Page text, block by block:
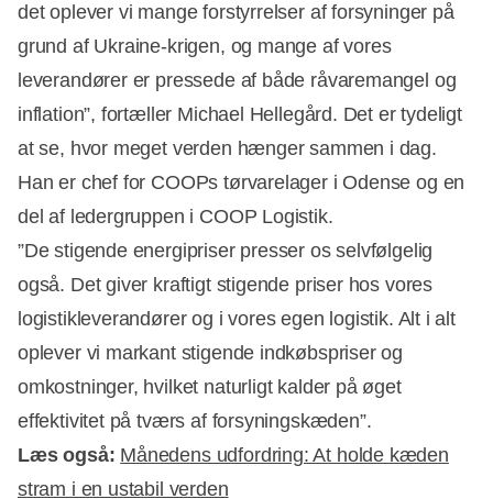
det oplever vi mange forstyrrelser af forsyninger på
grund af Ukraine-krigen, og mange af vores
leverandører er pressede af både råvaremangel og
inflation”, fortæller Michael Hellegård. Det er tydeligt
at se, hvor meget verden hænger sammen i dag.
Han er chef for COOPs tørvarelager i Odense og en
del af ledergruppen i COOP Logistik.
”De stigende energipriser presser os selvfølgelig
også. Det giver kraftigt stigende priser hos vores
logistikleverandører og i vores egen logistik. Alt i alt
oplever vi markant stigende indkøbspriser og
omkostninger, hvilket naturligt kalder på øget
effektivitet på tværs af forsyningskæden”.
Læs også: Månedens udfordring: At holde kæden
stram i en ustabil verden